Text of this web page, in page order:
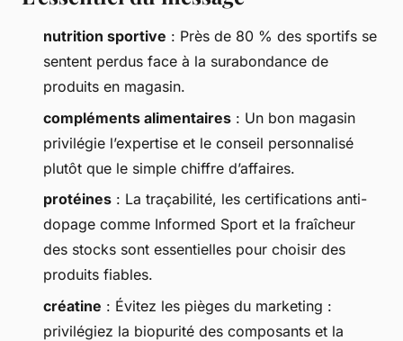
nutrition sportive : Près de 80 % des sportifs se
sentent perdus face à la surabondance de
produits en magasin.
compléments alimentaires : Un bon magasin
privilégie l’expertise et le conseil personnalisé
plutôt que le simple chiffre d’affaires.
protéines : La traçabilité, les certifications anti-
dopage comme Informed Sport et la fraîcheur
des stocks sont essentielles pour choisir des
produits fiables.
créatine : Évitez les pièges du marketing :
privilégiez la biopurité des composants et la